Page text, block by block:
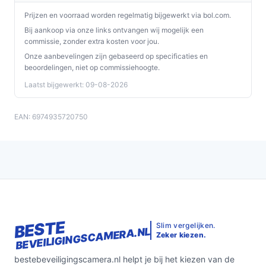
een muurbeugel worden meegeleverd, waardoor
de fysieke installatie eenvoudiger is.
[3MP / 2K]:3MP (aangeduid als 2K) — dit geeft aan
welke resolutie de video-opnames hebben;
relevant voor scherpte van beelden, vooral bij
inzoomen.
Veelgestelde vragen
Ja voor normaal thuisgebruik: de camera is ontworpen
meldingen per dag) controleer je in de specificaties hoe
vaak en hoe lang de accu kan draaien bij jouw
verwachte gebruiksprofiel.
Prijzen en voorraad worden regelmatig bijgewerkt via bol.com.
Bij aankoop via onze links ontvangen wij mogelijk een
commissie, zonder extra kosten voor jou.
Onze aanbevelingen zijn gebaseerd op specificaties en
beoordelingen, niet op commissiehoogte.
Laatst bijgewerkt: 09-08-2026
EAN: 6974935720750
BESTE
BEVEILIGINGSCAMERA.NL Slim vergelijken.
Zeker kiezen.
bestebeveiligingscamera.nl helpt je bij het kiezen van de